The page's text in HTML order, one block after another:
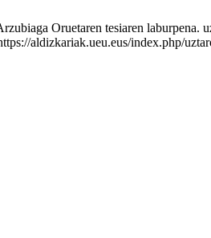
Oruetaren tesiaren laburpena.
aldizkariak.ueu.eus/index.php/